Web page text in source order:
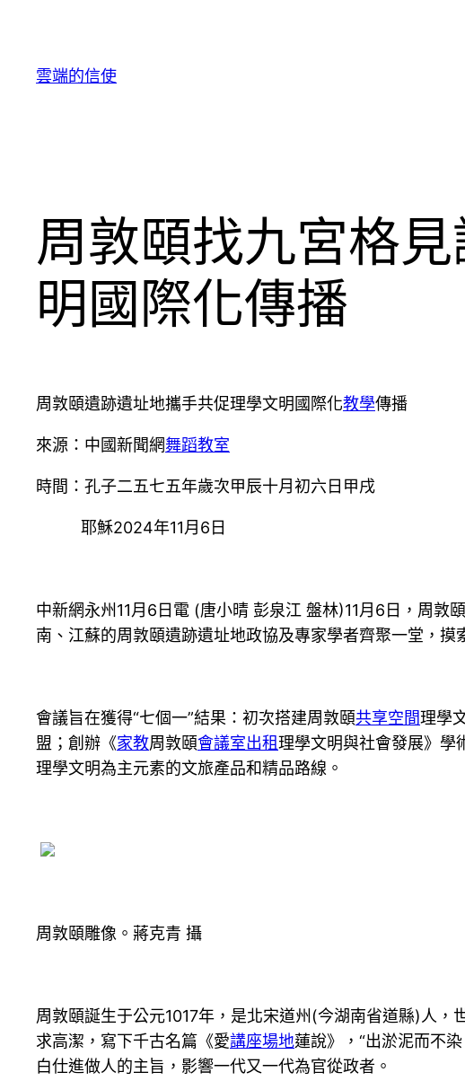
雲端的信使
周敦頤找九宮格
明國際化傳播
周敦頤遺跡遺址地攜手共促理學文明國際化教學傳播
來源：中國新聞網舞蹈教室
時間：孔子二五七五年歲次甲辰十月初六日甲戌
耶穌2024年11月6日
中新網永州11月6日電 (唐小晴 彭泉江 盤林)11月6日，周
南、江蘇的周敦頤遺跡遺址地政協及專家學者齊聚一堂，
會議旨在獲得“七個一”結果：初次搭建周敦頤共享空間理學
盟；創辦《家教周敦頤會議室出租理學文明與社會發展》學
理學文明為主元素的文旅產品和精品路線。
周敦頤雕像。蔣克青 攝
周敦頤誕生于公元1017年，是北宋道州(今湖南省道縣)人
求高潔，寫下千古名篇《愛講座場地蓮說》，“出淤泥而不
白仕進做人的主旨，影響一代又一代為官從政者。